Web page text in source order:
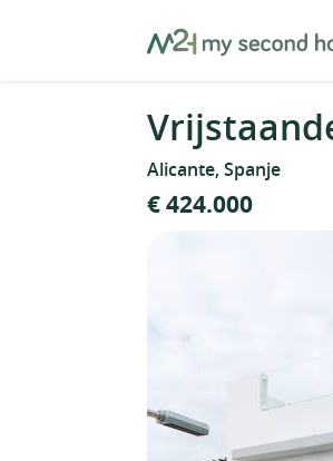
MySecondHome
Alicante, Spanje
€ 424.000